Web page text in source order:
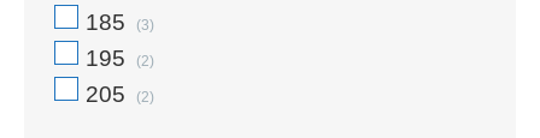
185 (3)
195 (2)
205 (2)